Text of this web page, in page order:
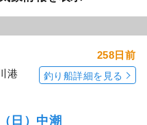
港
258日前
釣り船詳細を見る
日）中潮